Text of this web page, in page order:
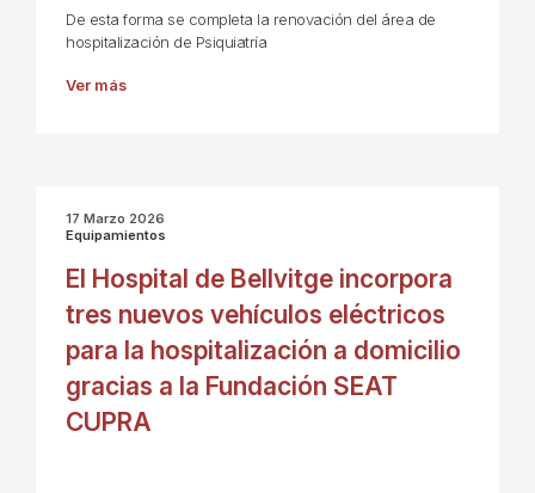
De esta forma se completa la renovación del área de
hospitalización de Psiquiatría
Ver más
17 Marzo 2026
Equipamientos
El Hospital de Bellvitge incorpora
tres nuevos vehículos eléctricos
para la hospitalización a domicilio
gracias a la Fundación SEAT
CUPRA